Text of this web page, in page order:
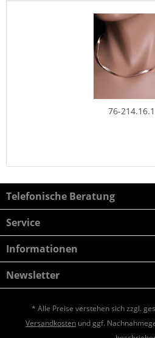
76-
Telefonische Beratung
Service
Informationen
Newsletter
* Alle Preise verstehen sich zzgl.
Versandkosten und ggf.